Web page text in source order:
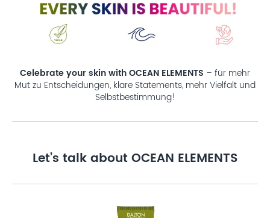
Celebrate your skin with OCEAN ELEMENTS – für mehr
Mut zu Entscheidungen, klare Statements, mehr Vielfalt und
Selbstbestimmung!
Let’s talk about OCEAN ELEMENTS